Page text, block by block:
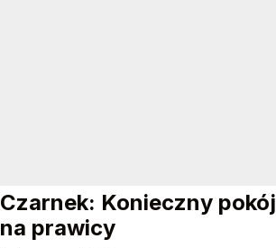
Czarnek: Konieczny pokój
na prawicy